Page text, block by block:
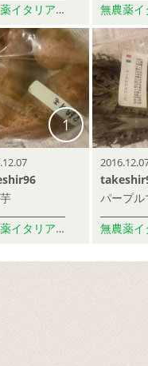
無農薬イタリア野菜 うさぎ農園
1
無農薬イタリア野菜 うさぎ農園